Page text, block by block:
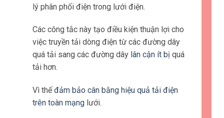
lý phân phối điện trong lưới điện.
Các công tắc này tạo điều kiện thuận lợi cho
việc truyền tải dòng điện từ các đường dây
quá tải sang các đường dây lân cận ít bị quá
tải hơn.
Vì thếđảm bảo cân bằng hiệu quả tải điện
trên toàn mạng lưới.